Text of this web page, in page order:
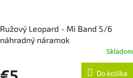
Ružový Leopard - Mi Band 5/6
náhradný náramok
Skladom
Do košíka